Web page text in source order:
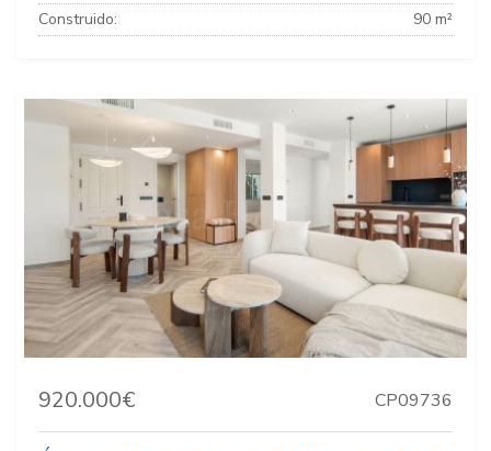
Construido:
90 m²
920.000€ CP09736